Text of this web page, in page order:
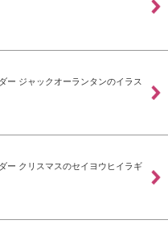
ー ジャックオーランタンのイラス
ー クリスマスのセイヨウヒイラギ